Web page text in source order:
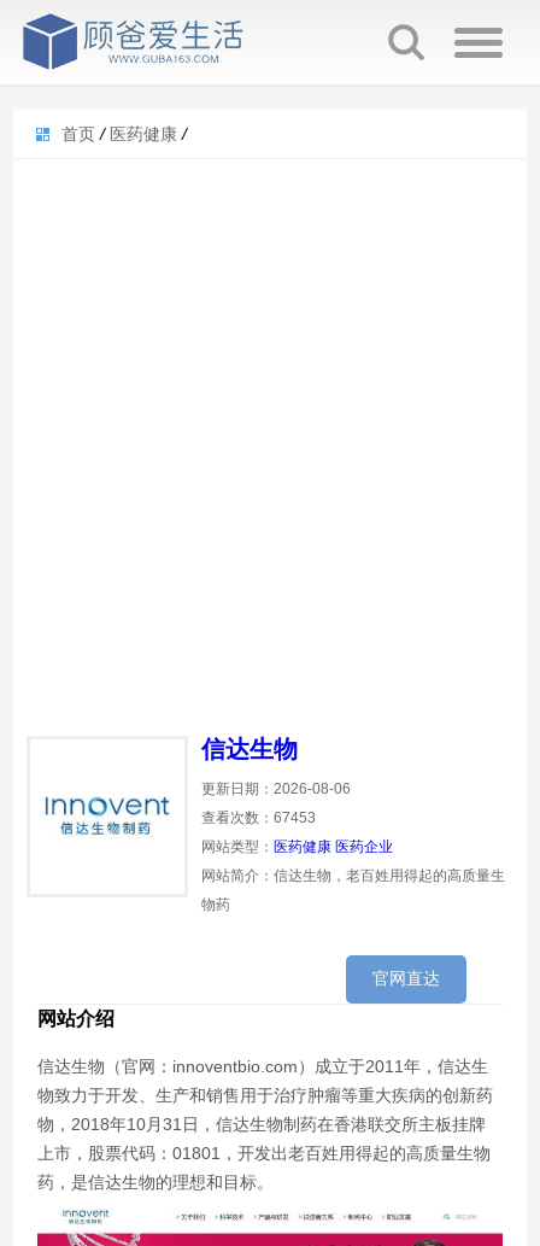
首页 / 医药健康 /
信达生物
更新日期：2026-08-06
查看次数：67453
网站类型： 医药健康 医药企业
网站简介：信达生物，老百姓用得起的高质量生
物药
官网直达
网站介绍
信达生物（官网：innoventbio.com）成立于2011年，信达生
物致力于开发、生产和销售用于治疗肿瘤等重大疾病的创新药
物，2018年10月31日，信达生物制药在香港联交所主板挂牌
上市，股票代码：01801，开发出老百姓用得起的高质量生物
药，是信达生物的理想和目标。